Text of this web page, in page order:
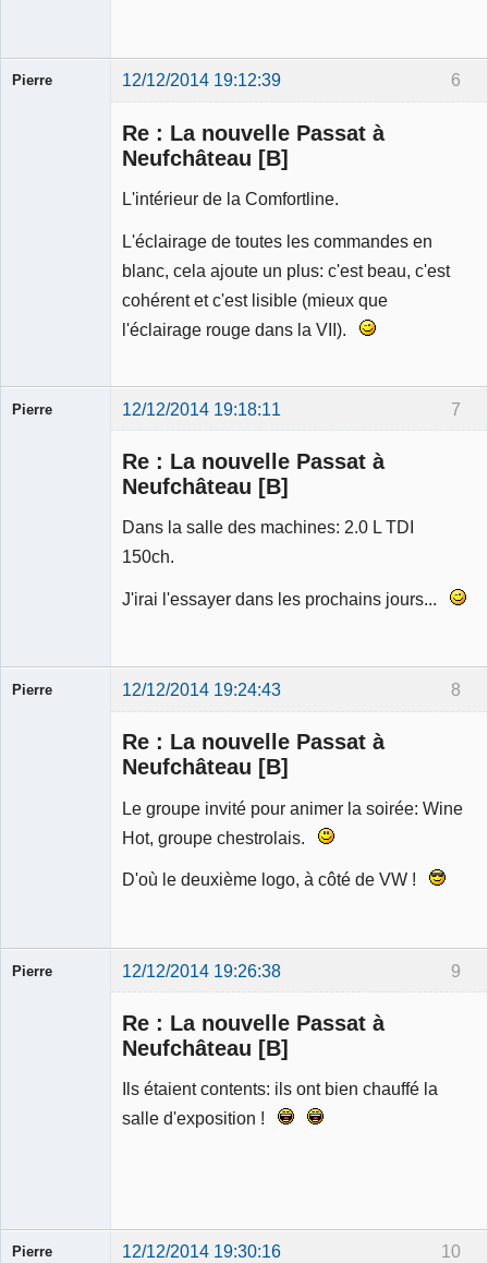
6
Pierre 12/12/2014 19:12:39
Re : La nouvelle Passat à
Neufchâteau [B]
L'intérieur de la Comfortline.
L'éclairage de toutes les commandes en
blanc, cela ajoute un plus: c'est beau, c'est
cohérent et c'est lisible (mieux que
l'éclairage rouge dans la VII).
7
Pierre 12/12/2014 19:18:11
Re : La nouvelle Passat à
Neufchâteau [B]
Dans la salle des machines: 2.0 L TDI
150ch.
J'irai l'essayer dans les prochains jours...
8
Pierre 12/12/2014 19:24:43
Re : La nouvelle Passat à
Neufchâteau [B]
Le groupe invité pour animer la soirée: Wine
Hot, groupe chestrolais.
D'où le deuxième logo, à côté de VW !
9
Pierre 12/12/2014 19:26:38
Re : La nouvelle Passat à
Neufchâteau [B]
Ils étaient contents: ils ont bien chauffé la
salle d'exposition !
10
Pierre 12/12/2014 19:30:16